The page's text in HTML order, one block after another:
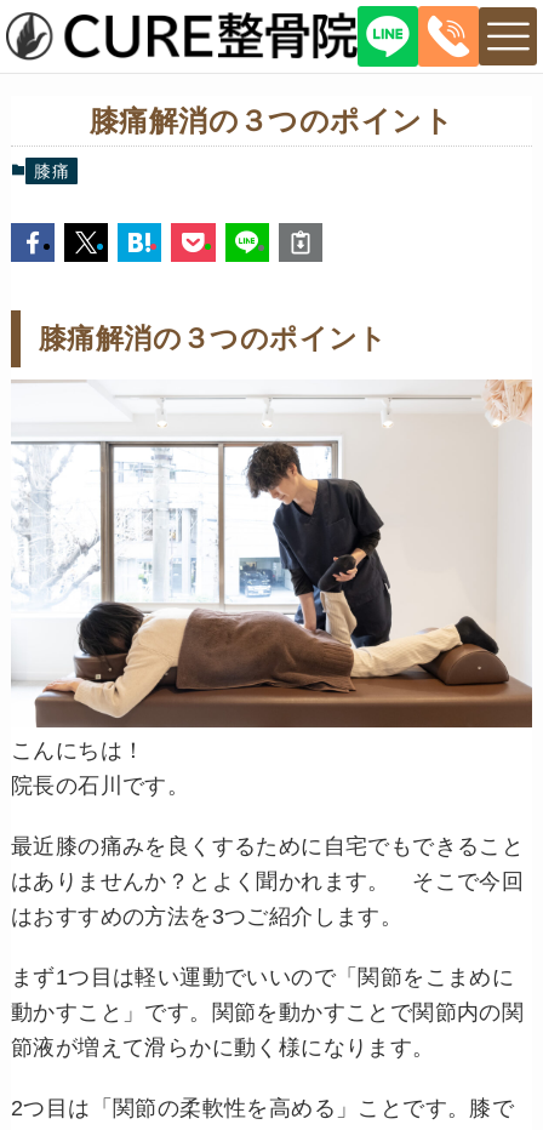
膝痛解消の３つのポイント
膝痛
膝痛解消の３つのポイント
こんにちは！
院長の石川です。
最近膝の痛みを良くするために自宅でもできること
はありませんか？とよく聞かれます。 そこで今回
はおすすめの方法を3つご紹介します。
まず1つ目は軽い運動でいいので「関節をこまめに
動かすこと」です。関節を動かすことで関節内の関
節液が増えて滑らかに動く様になります。
2つ目は「関節の柔軟性を高める」ことです。膝で